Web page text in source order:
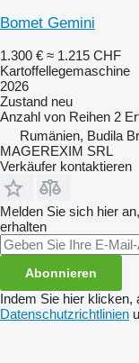
Bomet Gemini
1.300 € ≈ 1.215 CHF
Kartoffellegemaschine
2026
Zustand neu
Anzahl von Reihen 2
Rumänien, Budila
MAGEREXIM SRL
Verkäufer kontaktieren
Melden Sie sich hier
erhalten
Abonnieren
Indem Sie hier klicken,
Datenschutzrichtlinien